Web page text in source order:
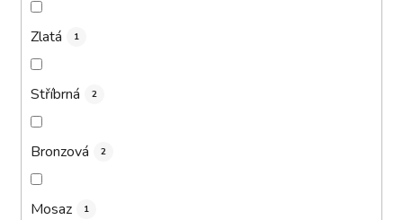
Zlatá 1
Stříbrná 2
Bronzová 2
Mosaz 1